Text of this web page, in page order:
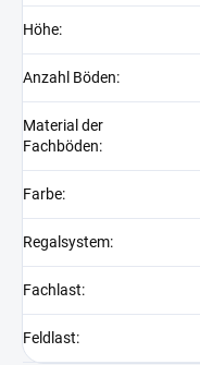
Höhe:
Anzahl Böden:
Material der
Fachböden:
Farbe:
Regalsystem:
Fachlast:
Feldlast: